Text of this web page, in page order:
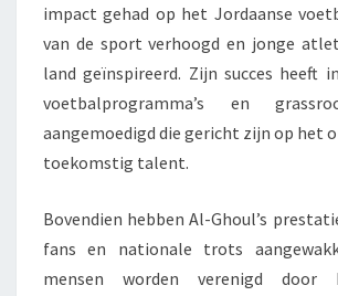
impact gehad op het Jordaanse
van de sport verhoogd en jonge
land geïnspireerd. Zijn succes heeft
voetbalprogramma’s en
aangemoedigd die gericht zijn op het
toekomstig talent.
Bovendien hebben Al-Ghoul’s
fans en nationale trots
mensen worden verenigd door